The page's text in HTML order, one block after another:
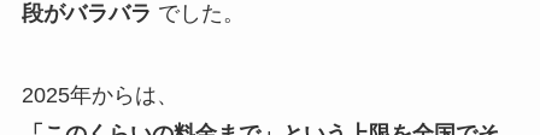
段がバラバラ でした。
2025年からは、